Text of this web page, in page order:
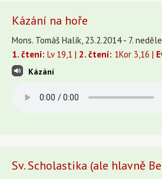
Kázání na hoře
Mons. Tomáš Halík, 23.2.2014 - 7.
1. čtení: Lv 19,1 | 2. čtení: 1Kor 3,16 |
Kázání
Sv. Scholastika (ale hlavně